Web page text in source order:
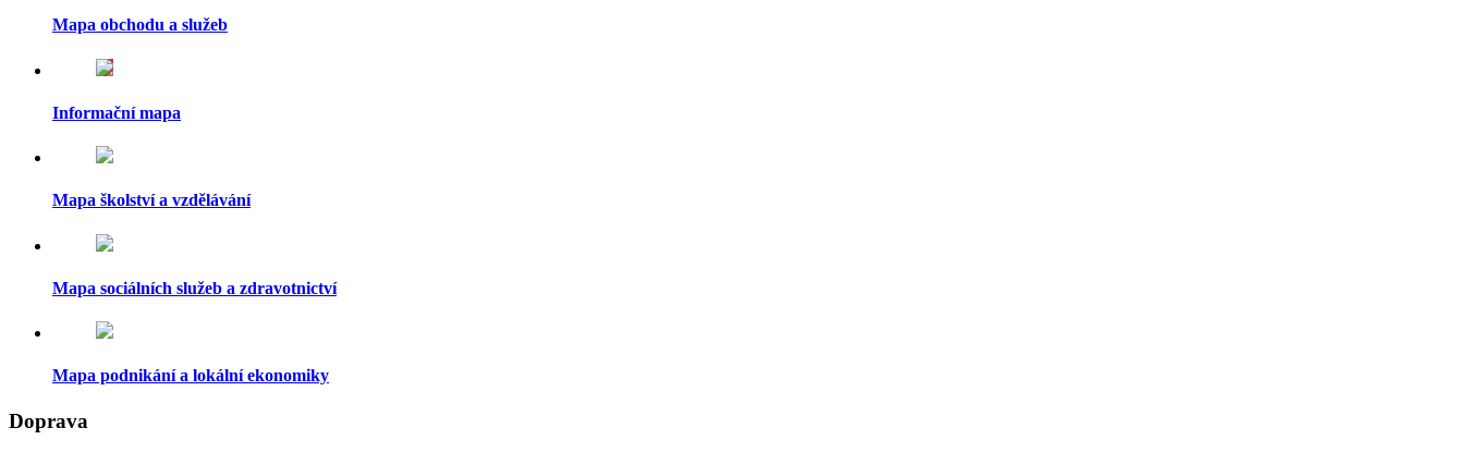
Mapa obchodu a služeb
Informační mapa
Mapa školství a vzdělávání
Mapa sociálních služeb a zdravotnictví
Mapa podnikání a lokální ekonomiky
Doprava